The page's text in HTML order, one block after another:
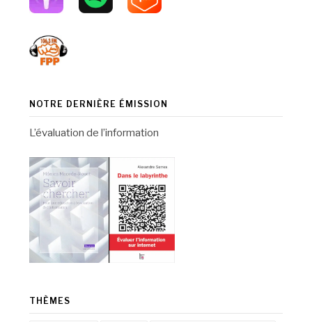
NOTRE DERNIÈRE ÉMISSION
L’évaluation de l’information
THÈMES